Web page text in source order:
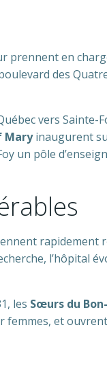
en
des
vers Sainte-
Maryinaugurent
un pôle
l’hôpital
les Sœurs du
et